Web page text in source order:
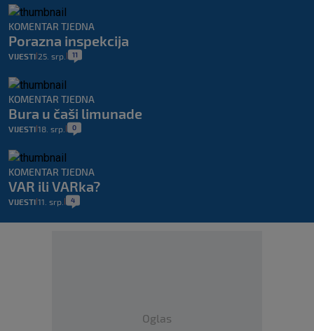
KOMENTAR TJEDNA
Porazna inspekcija
VIJESTI 25. srp. 11
KOMENTAR TJEDNA
Bura u čaši limunade
VIJESTI 18. srp. 0
KOMENTAR TJEDNA
VAR ili VARka?
VIJESTI 11. srp. 4
Oglas